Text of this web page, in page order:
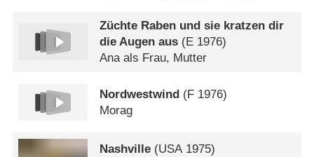
Züchte Raben und sie kratzen dir
die Augen aus (E 1976)
Ana als Frau, Mutter
Nordwestwind (F 1976)
Morag
Nashville (USA1975)